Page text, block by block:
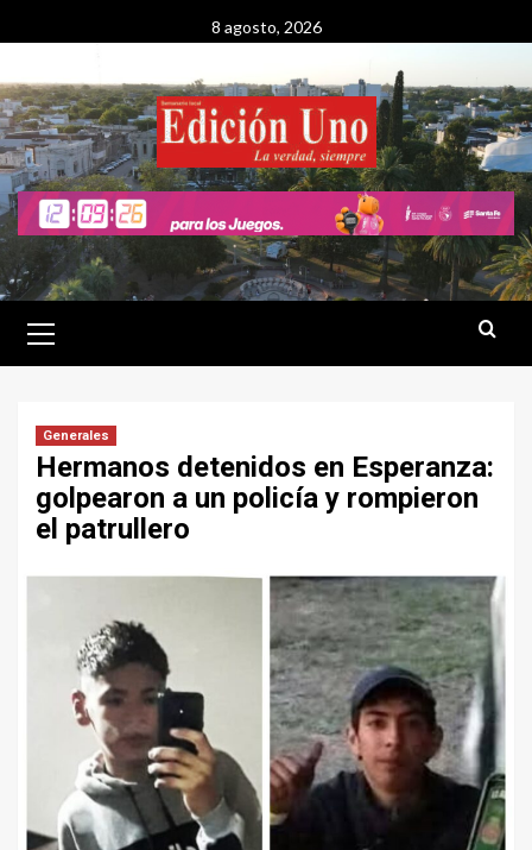
al
8 agosto, 2026
primario
Generales
Hermanos detenidos en Esperanza:
golpearon a un policía y rompieron
el patrullero